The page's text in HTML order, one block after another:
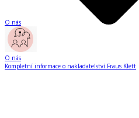
O nás
O nás
Kompletní informace o nakladatelství Fraus Klett